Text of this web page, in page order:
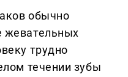
обычно
жевательных
трудно
течении зубы